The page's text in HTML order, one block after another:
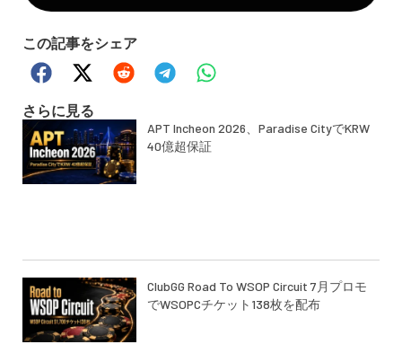
この記事をシェア
さらに見る
APT Incheon 2026、Paradise CityでKRW
40億超保証
ClubGG Road To WSOP Circuit 7月プロモ
でWSOPCチケット138枚を配布